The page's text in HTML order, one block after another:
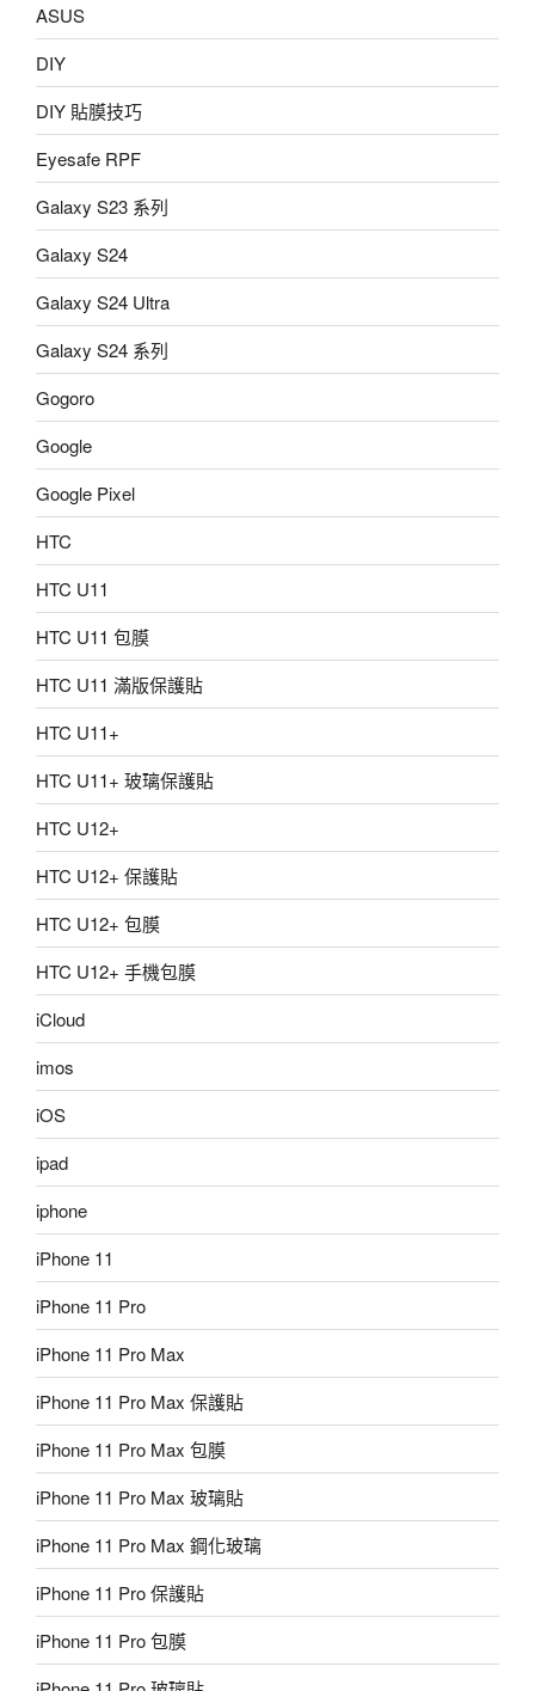
ASUS
DIY
DIY 貼膜技巧
Eyesafe RPF
Galaxy S23 系列
Galaxy S24
Galaxy S24 Ultra
Galaxy S24 系列
Gogoro
Google
Google Pixel
HTC
HTC U11
HTC U11 包膜
HTC U11 滿版保護貼
HTC U11+
HTC U11+ 玻璃保護貼
HTC U12+
HTC U12+ 保護貼
HTC U12+ 包膜
HTC U12+ 手機包膜
iCloud
imos
iOS
ipad
iphone
iPhone 11
iPhone 11 Pro
iPhone 11 Pro Max
iPhone 11 Pro Max 保護貼
iPhone 11 Pro Max 包膜
iPhone 11 Pro Max 玻璃貼
iPhone 11 Pro Max 鋼化玻璃
iPhone 11 Pro 保護貼
iPhone 11 Pro 包膜